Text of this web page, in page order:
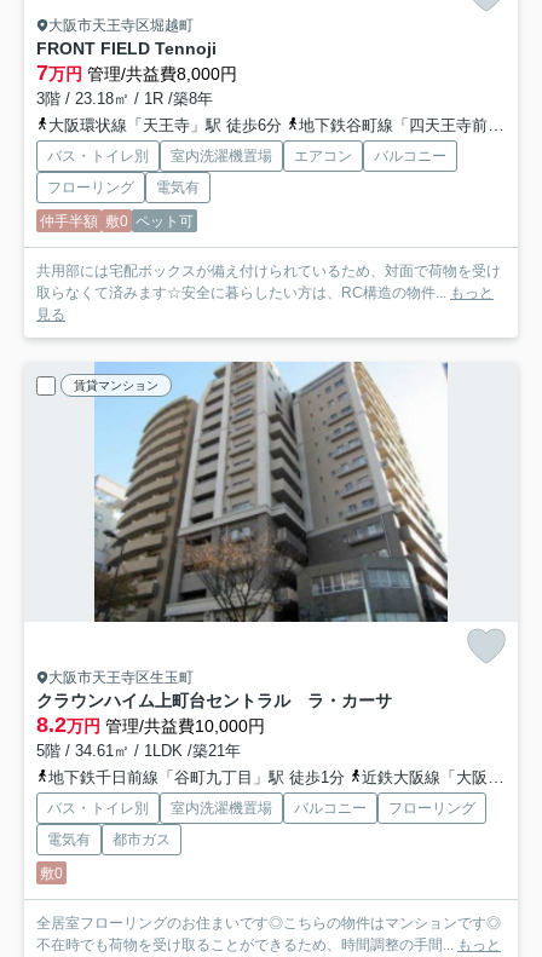
大阪市天王寺区堀越町
FRONT FIELD Tennoji
7万円 管理/共益費8,000円
3階 / 23.18㎡ / 1R /築8年
大阪環状線「天王寺」駅 徒歩6分
地下鉄谷町線「四天王寺前夕陽ヶ丘」駅 徒歩13分
バス・トイレ別 室内洗濯機置場 エアコン
バルコニー
フローリング
電気有
仲手半額 敷0 ペット可
共用部には宅配ボックスが備え付けられているため、対面で荷物を受け
取らなくて済みます☆安全に暮らしたい方は、RC構造の物件... もっと
見る
賃貸マンション
大阪市天王寺区生玉町
クラウンハイム上町台セントラル ラ・カーサ
8.2万円 管理/共益費10,000円
5階 / 34.61㎡ / 1LDK /築21年
地下鉄千日前線「谷町九丁目」駅 徒歩1分
近鉄大阪線「大阪上本町」駅 徒歩8分
バス・トイレ別 室内洗濯機置場 バルコニー
フローリング
電気有
都市ガス
敷0
全居室フローリングのお住まいです◎こちらの物件はマンションです◎
不在時でも荷物を受け取ることができるため、時間調整の手間... もっと